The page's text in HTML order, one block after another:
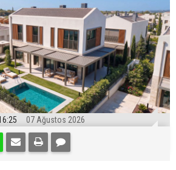
07 Ağustos 2026